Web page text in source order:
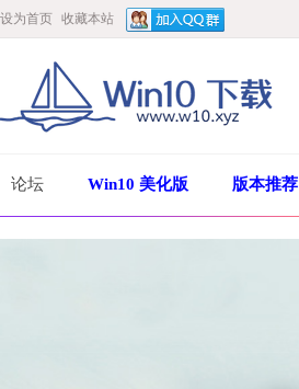
设为首页 收藏本站
论坛 Win10 美化版 版本推荐